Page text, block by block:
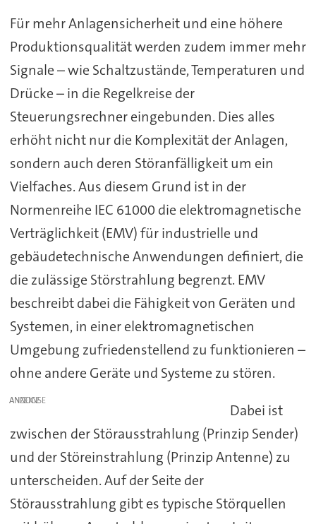
Für mehr Anlagensicherheit und eine höhere
Produktionsqualität werden zudem immer mehr
Signale – wie Schaltzustände, Temperaturen und
Drücke – in die Regelkreise der
Steuerungsrechner eingebunden. Dies alles
erhöht nicht nur die Komplexität der Anlagen,
sondern auch deren Störanfälligkeit um ein
Vielfaches. Aus diesem Grund ist in der
Normenreihe IEC 61000 die elektromagnetische
Verträglichkeit (EMV) für industrielle und
gebäudetechnische Anwendungen definiert, die
die zulässige Störstrahlung begrenzt. EMV
beschreibt dabei die Fähigkeit von Geräten und
Systemen, in einer elektromagnetischen
Umgebung zufriedenstellend zu funktionieren –
ohne andere Geräte und Systeme zu stören.
ANZEIGE
Dabei ist
zwischen der Störausstrahlung (Prinzip Sender)
und der Störeinstrahlung (Prinzip Antenne) zu
unterscheiden. Auf der Seite der
Störausstrahlung gibt es typische Störquellen